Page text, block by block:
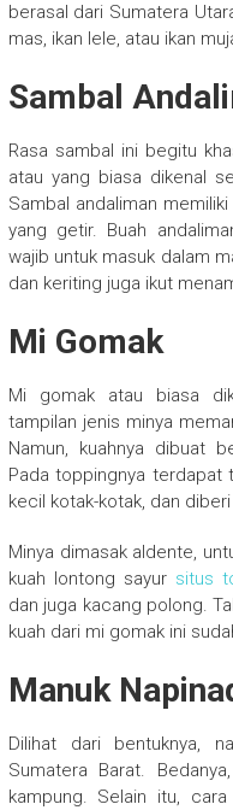
berasal dari Sumatera
mas, ikan lele, atau ikan
Sambal
Rasa sambal ini begitu
atau yang biasa dikenal
Sambal andaliman
yang getir. Buah
wajib untuk masuk dalam
dan keriting juga ikut
Mi Gomak
Mi gomak atau biasa
tampilan jenis minya
Namun, kuahnya dibuat
Pada toppingnya terdapat
kecil kotak-kotak, dan
Minya dimasak aldente,
kuah lontong sayur situs
dan juga kacang polong.
kuah dari mi gomak ini
Manuk
Dilihat dari bentuknya,
Sumatera Barat.
kampung. Selain itu,